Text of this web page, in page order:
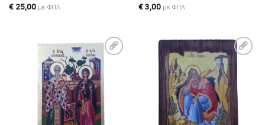
€25,00 με ΦΠΑ
€3,00 με ΦΠΑ
Πρόσθήκη
στην λίστα
επιθυμιών
Πρόσθήκη
στην λίστα
επιθυμιών